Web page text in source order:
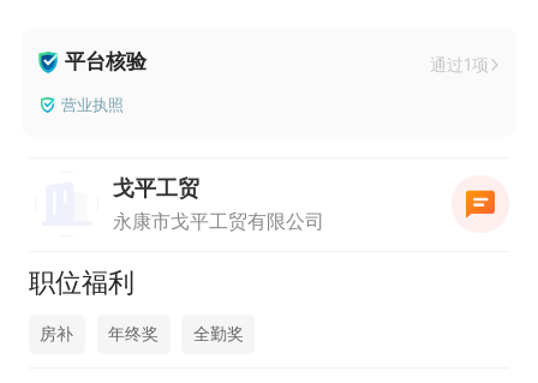
平台核验 通过1项
营业执照
戈平工贸
永康市戈平工贸有限公司
职位福利
房补 年终奖 全勤奖